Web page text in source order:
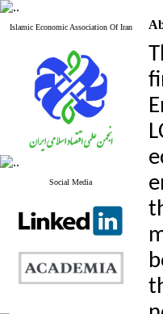
Islamic Economic Association Of Iran
Social Media